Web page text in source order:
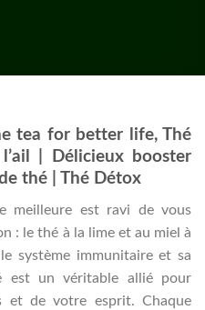
tea for better life, Thé
| Délicieux booster
thé | Thé Détox
meilleure est ravi de vous
: le thé à la lime et au miel à
système immunitaire et sa
est un véritable allié pour
et de votre esprit. Chaque